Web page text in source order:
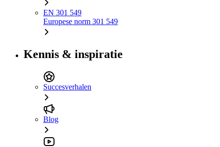
EN 301 549
Europese norm 301 549
Kennis & inspiratie
Succesverhalen
Blog